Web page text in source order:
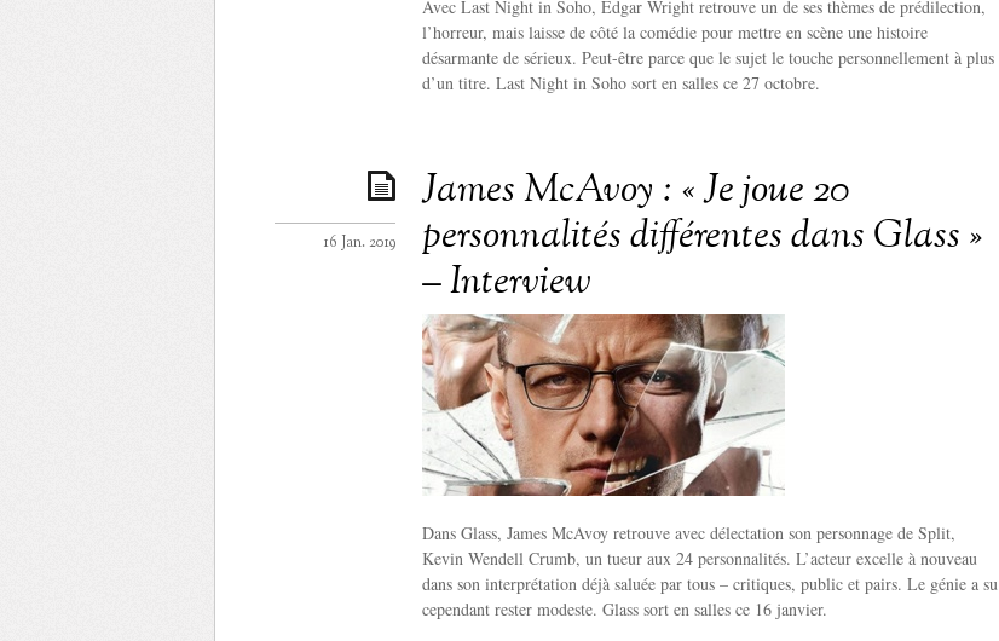
Avec Last Night in Soho, Edgar Wright retrouve un de ses thèmes de prédilection,
l’horreur, mais laisse de côté la comédie pour mettre en scène une histoire
désarmante de sérieux. Peut-être parce que le sujet le touche personnellement à plus
d’un titre. Last Night in Soho sort en salles ce 27 octobre.
James McAvoy : « Je joue 20
personnalités différentes dans Glass »
– Interview
16 Jan. 2019
Dans Glass, James McAvoy retrouve avec délectation son personnage de Split,
Kevin Wendell Crumb, un tueur aux 24 personnalités. L’acteur excelle à nouveau
dans son interprétation déjà saluée par tous – critiques, public et pairs. Le génie a su
cependant rester modeste. Glass sort en salles ce 16 janvier.